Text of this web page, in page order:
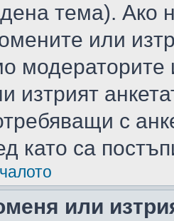
тема). Ако
или
изтрият
с
като са
или